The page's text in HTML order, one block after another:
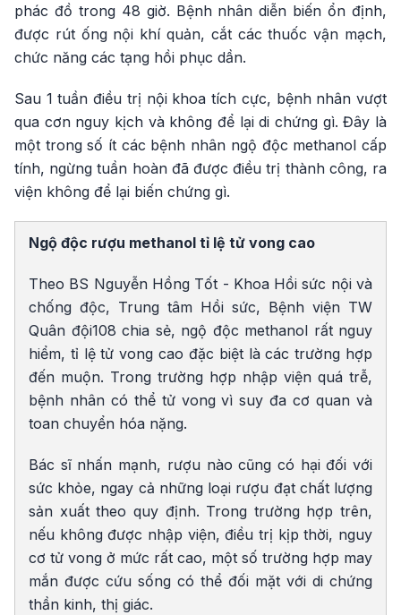
phác đồ trong 48 giờ. Bệnh nhân diễn biến ổn định,
được rút ống nội khí quản, cắt các thuốc vận mạch,
chức năng các tạng hồi phục dần.
Sau 1 tuần điều trị nội khoa tích cực, bệnh nhân vượt
qua cơn nguy kịch và không để lại di chứng gì. Đây là
một trong số ít các bệnh nhân ngộ độc methanol cấp
tính, ngừng tuần hoàn đã được điều trị thành công, ra
viện không để lại biến chứng gì.
Ngộ độc rượu methanol tỉ lệ tử vong cao
Theo BS Nguyễn Hồng Tốt - Khoa Hồi sức nội và
chống độc, Trung tâm Hồi sức, Bệnh viện TW
Quân đội108 chia sẻ, ngộ độc methanol rất nguy
hiểm, tỉ lệ tử vong cao đặc biệt là các trường hợp
đến muộn. Trong trường hợp nhập viện quá trễ,
bệnh nhân có thể tử vong vì suy đa cơ quan và
toan chuyển hóa nặng.
Bác sĩ nhấn mạnh, rượu nào cũng có hại đối với
sức khỏe, ngay cả những loại rượu đạt chất lượng
sản xuất theo quy định. Trong trường hợp trên,
nếu không được nhập viện, điều trị kịp thời, nguy
cơ tử vong ở mức rất cao, một số trường hợp may
mắn được cứu sống có thể đối mặt với di chứng
thần kinh, thị giác.